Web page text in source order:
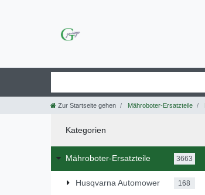
Zur Startseite gehen Mähroboter-Ersatzteile
Kategorien
Mähroboter-Ersatzteile 3663
Husqvarna Automower 168